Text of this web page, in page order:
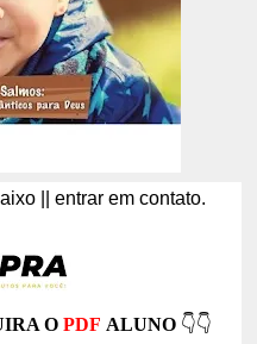
|| entrar em contato.
O PDF ALUNO👇👇